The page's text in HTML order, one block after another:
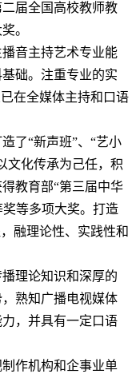
届全国高校教师教
。
音主持艺术专业能
础。注重专业的实
在全媒体主持和口语
了“新声班”、“艺小
文化传承为己任，积
教育部“第三届中华
奖等多项大奖。打造
融理论性、实践性和
理论知识和深厚的
熟知广播电视媒体
，并具有一定口语
作机构和企事业单